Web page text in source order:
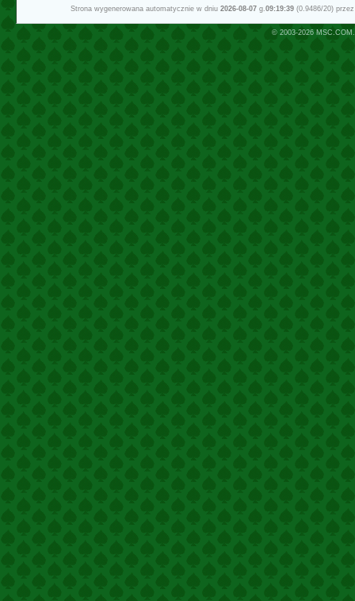
Strona wygenerowana automatycznie w dniu 2026-08-07g.09:19:39(0.9486/20)
© 2003-2026